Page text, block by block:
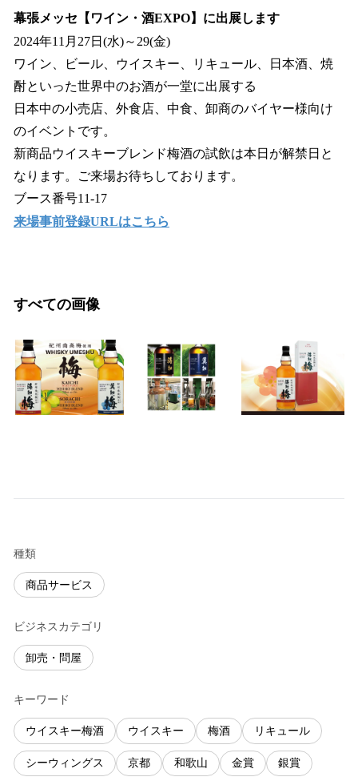
幕張メッセ【ワイン・酒EXPO】に出展します
2024年11月27日(水)～29(金)
ワイン、ビール、ウイスキー、リキュール、日本酒、焼
酎といった世界中のお酒が一堂に出展する
日本中の小売店、外食店、中食、卸商のバイヤー様向け
のイベントです。
新商品ウイスキーブレンド梅酒の試飲は本日が解禁日と
なります。ご来場お待ちしております。
ブース番号11-17
来場事前登録URLはこちら
すべての画像
種類
商品サービス
ビジネスカテゴリ
卸売・問屋
キーワード
ウイスキー梅酒 ウイスキー 梅酒 リキュール
シーウィングス 京都 和歌山 金賞 銀賞